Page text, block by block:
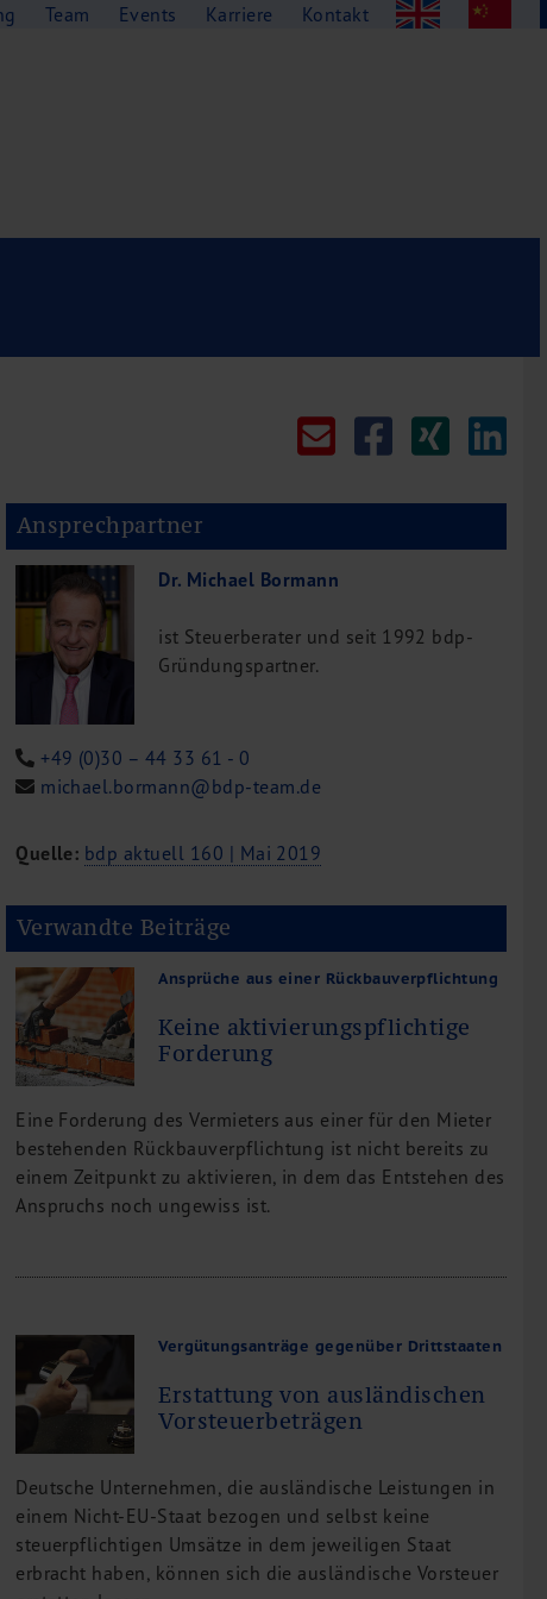
Ansprechpartner
Dr. Michael Bormann
ist Steuerberater und seit 1992 bdp-
Gründungspartner.
+49 (0)30 – 44 33 61 - 0
michael.bormann@bdp-team.de
Quelle: bdp aktuell 160 | Mai 2019
Verwandte Beiträge
Ansprüche aus einer Rückbauverpflichtung
Keine aktivierungspflichtige
Forderung
Eine Forderung des Vermieters aus einer für den Mieter
bestehenden Rückbauverpflichtung ist nicht bereits zu
einem Zeitpunkt zu aktivieren, in dem das Entstehen des
Anspruchs noch ungewiss ist.
Vergütungsanträge gegenüber Drittstaaten
Erstattung von ausländischen
Vorsteuerbeträgen
Deutsche Unternehmen, die ausländische Leistungen in
einem Nicht-EU-Staat bezogen und selbst keine
steuerpflichtigen Umsätze in dem jeweiligen Staat
erbracht haben, können sich die ausländische Vorsteuer
Team Events Karriere Kontakt